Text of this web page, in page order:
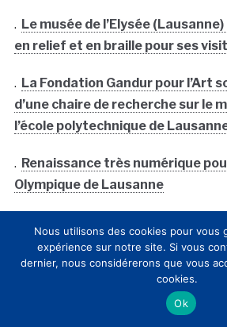
. Le musée de l’Elysée
en relief et en braille pour ses
. La Fondation Gandur pour l’Art
d’une chaire de recherche sur le
l’école polytechnique de
. Renaissance très numérique
Olympique de Lausanne
Institutions et entreprises :
Fondation Felix
Nous utilisons des cookies pour vous
expérience sur notre site. Si vous
dernier, nous considérerons que vous
cookies.
Ok